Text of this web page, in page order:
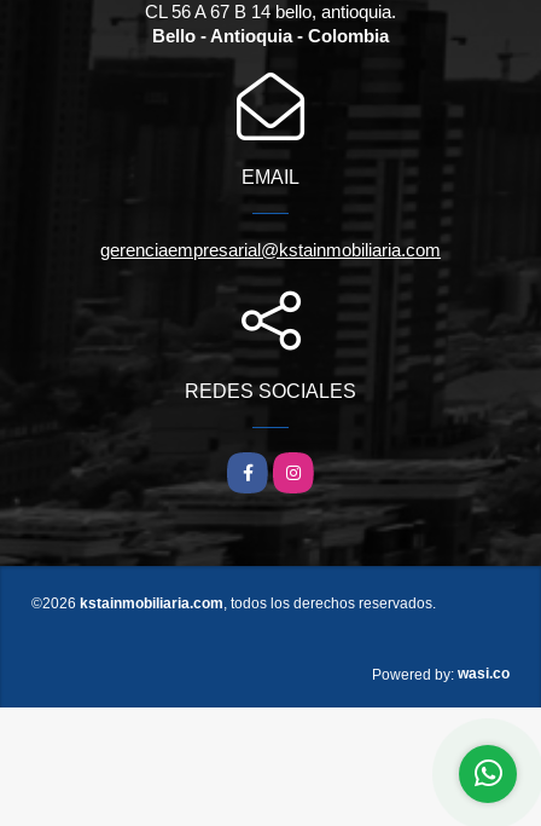
CL 56 A 67 B 14 bello, antioquia.
Bello - Antioquia - Colombia
EMAIL
gerenciaempresarial@kstainmobiliaria.com
REDES SOCIALES
FacebookInstagram
©2026 kstainmobiliaria.com, todos los derechos reservados.
Powered by: wasi.co